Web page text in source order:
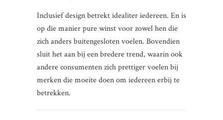
Inclusief design betrekt idealiter iedereen. En is
op die manier pure winst voor zowel hen die
zich anders buitengesloten voelen. Bovendien
sluit het aan bij een bredere trend, waarin ook
andere consumenten zich prettiger voelen bij
merken die moeite doen om iedereen erbij te
betrekken.